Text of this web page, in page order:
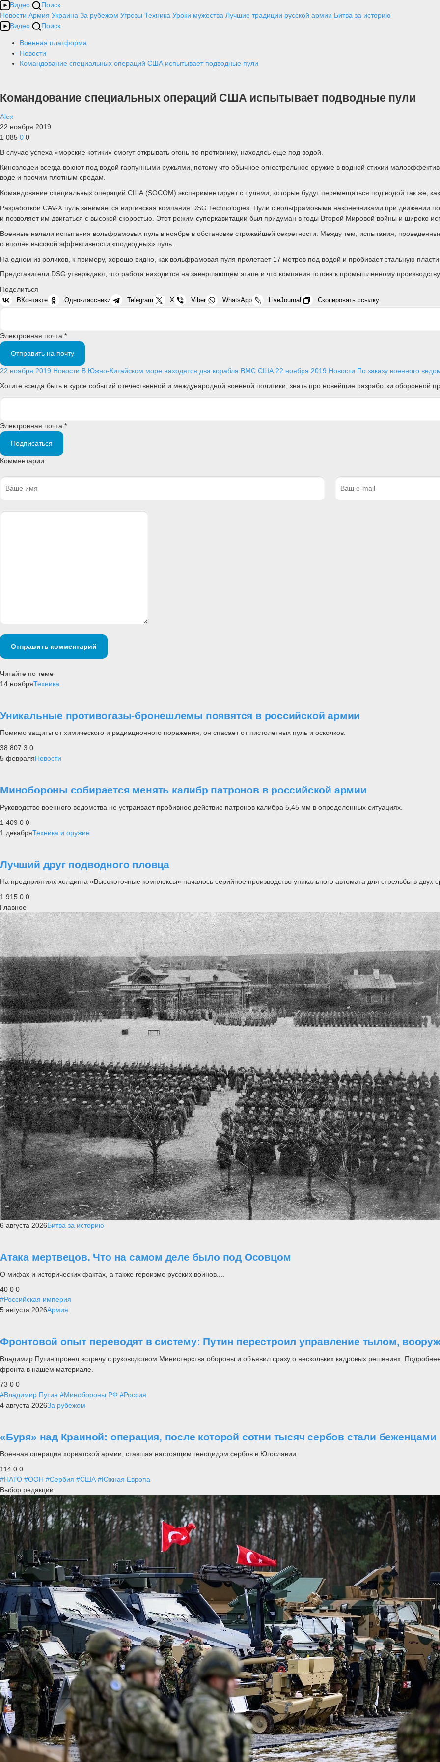
Видео
Поиск
Новости Армия Украина За рубежом Угрозы Техника Уроки мужества Лучшие традиции русской армии Битва за историю
Видео
Поиск
Военная платформа
Новости
Командование специальных операций США испытывает подводные пули
Командование специальных операций США испытывает подводные пули
Alex
22 ноября 2019
1 085 0 0
В случае успеха «морские котики» смогут открывать огонь по противнику, находясь еще под водой.
Кинозлодеи всегда воюют под водой гарпунными ружьями, потому что обычное огнестрельное оружие в водной стихии
воде и прочим плотным средам.
Командование специальных операций США (SOCOM) экспериментирует с пулями, которые будут перемещаться под водой так же,
Разработкой CAV-X пуль занимается виргинская компания DSG Technologies. Пули с вольфрамовыми наконечниками при движении
и позволяет им двигаться с высокой скоростью. Этот режим суперкавитации был придуман в годы Второй Мировой войны и широко
Военные начали испытания вольфрамовых пуль в ноябре в обстановке строжайшей секретности. Между тем, испытания,
о вполне высокой эффективности «подводных» пуль.
На одном из роликов, к примеру, хорошо видно, как вольфрамовая пуля пролетает 17 метров под водой и пробивает стальную
Представители DSG утверждают, что работа находится на завершающем этапе и что компания готова к промышленному
Поделиться
ВКонтакте Одноклассники Telegram X Viber WhatsApp LiveJournal Скопировать ссылку
Электронная почта *
Отправить на почту
22 ноября 2019 Новости В Южно-Китайском море находятся два корабля ВМС США 22 ноября 2019 Новости По заказу военного
Хотите всегда быть в курсе событий отечественной и международной военной политики, знать про новейшие разработки
Электронная почта *
Подписаться
Комментарии
Отправить комментарий
Читайте по теме
14 ноябряТехника
Уникальные противогазы-бронешлемы появятся в российской армии
Помимо защиты от химического и радиационного поражения, он спасает от пистолетных пуль и осколков.
38 807 3 0
5 февраляНовости
Минобороны собирается менять калибр патронов в российской армии
Руководство военного ведомства не устраивает пробивное действие патронов калибра 5,45 мм в определенных ситуациях.
1 409 0 0
1 декабряТехника и оружие
Лучший друг подводного пловца
На предприятиях холдинга «Высокоточные комплексы» началось серийное производство уникального автомата для стрельбы в двух
1 915 0 0
Главное
6 августа 2026Битва за историю
Атака мертвецов. Что на самом деле было под Осовцом
О мифах и исторических фактах, а также героизме русских воинов....
40 0 0
#Российская империя
5 августа 2026Армия
Фронтовой опыт переводят в систему: Путин перестроил управление тылом,
Владимир Путин провел встречу с руководством Министерства обороны и объявил сразу о нескольких кадровых решениях.
фронта в нашем материале.
73 0 0
#Владимир Путин #Минобороны РФ #Россия
4 августа 2026За рубежом
«Буря» над Краиной: операция, после которой сотни тысяч сербов стали беженцами
Военная операция хорватской армии, ставшая настоящим геноцидом сербов в Югославии.
114 0 0
#НАТО #ООН #Сербия #США #Южная Европа
Выбор редакции